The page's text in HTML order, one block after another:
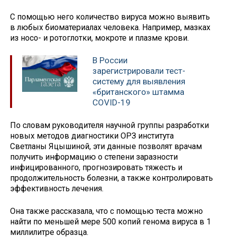
С помощью него количество вируса можно выявить
в любых биоматериалах человека. Например, мазках
из носо- и ротоглотки, мокроте и плазме крови.
В России
зарегистрировали тест-
систему для выявления
«британского» штамма
COVID-19
По словам руководителя научной группы разработки
новых методов диагностики ОРЗ института
Светланы Яцышиной, эти данные позволят врачам
получить информацию о степени заразности
инфицированного, прогнозировать тяжесть и
продолжительность болезни, а также контролировать
эффективность лечения.
Она также рассказала, что с помощью теста можно
найти по меньшей мере 500 копий генома вируса в 1
миллилитре образца.